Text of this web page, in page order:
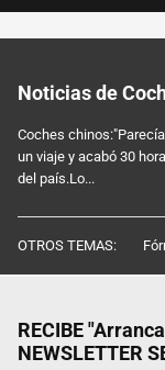
Noticias de
Coches
un viaje y acabó 30
del país.Lo...
OTROS TEMAS:
RECIBE
NEWSLETTER